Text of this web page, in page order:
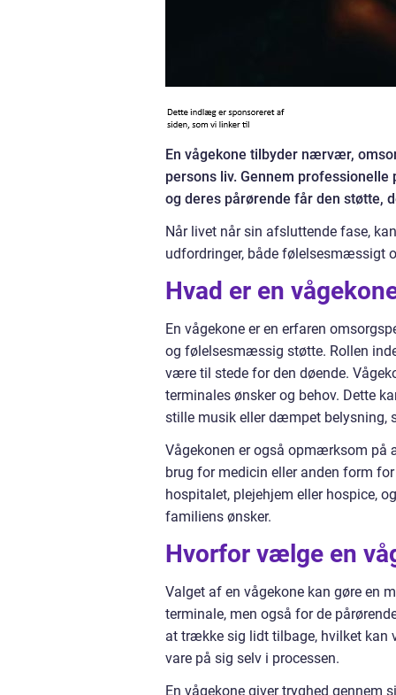
En vågekone tilbyder nærvær,
persons liv. Gennem
og deres pårørende får den støtte,
Når livet når sin afsluttende fase,
udfordringer, både følelsesmæssigt
Hvad er en
En vågekone er en erfaren
og følelsesmæssig støtte. Rollen
være til stede for den døende.
terminales ønsker og behov. Dette
stille musik eller dæmpet belysning,
Vågekonen er også opmærksom på
brug for medicin eller anden form
hospitalet, plejehjem eller hospice,
familiens ønsker.
Hvorfor vælge en
Valget af en vågekone kan gøre en
terminale, men også for de
at trække sig lidt tilbage, hvilket kan
vare på sig selv i processen.
En vågekone giver tryghed gennem